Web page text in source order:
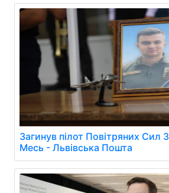
Загинув пілот Повітряних Сил
Месь - Львівська Пошта